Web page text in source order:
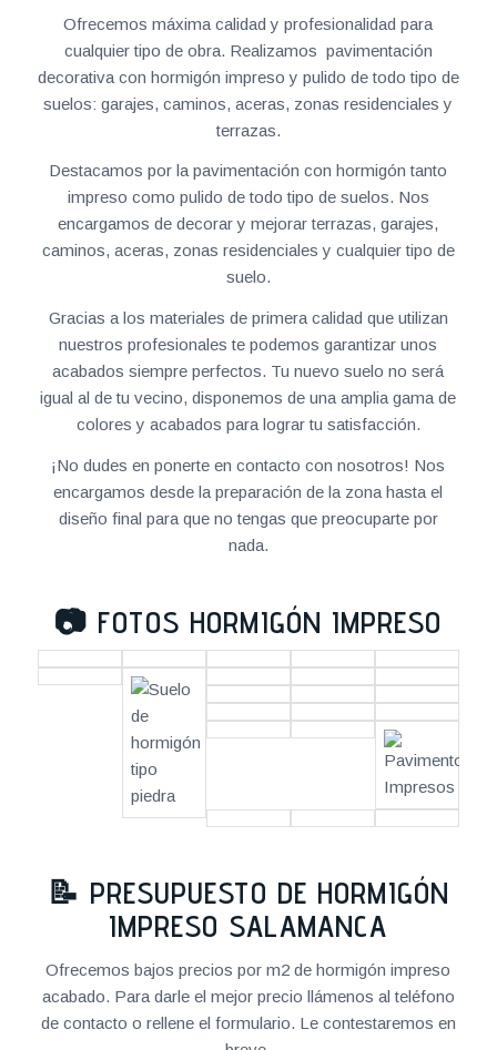
Ofrecemos máxima calidad y profesionalidad para
cualquier tipo de obra. Realizamos pavimentación
decorativa con hormigón impreso y pulido de todo tipo de
suelos: garajes, caminos, aceras, zonas residenciales y
terrazas.
Destacamos por la pavimentación con hormigón tanto
impreso como pulido de todo tipo de suelos. Nos
encargamos de decorar y mejorar terrazas, garajes,
caminos, aceras, zonas residenciales y cualquier tipo de
suelo.
Gracias a los materiales de primera calidad que utilizan
nuestros profesionales te podemos garantizar unos
acabados siempre perfectos. Tu nuevo suelo no será
igual al de tu vecino, disponemos de una amplia gama de
colores y acabados para lograr tu satisfacción.
¡No dudes en ponerte en contacto con nosotros! Nos
encargamos desde la preparación de la zona hasta el
diseño final para que no tengas que preocuparte por
nada.
📷 FOTOS HORMIGÓN IMPRESO
📝 PRESUPUESTO DE HORMIGÓN
IMPRESO SALAMANCA
Ofrecemos bajos precios por m2 de hormigón impreso
acabado. Para darle el mejor precio llámenos al teléfono
de contacto o rellene el formulario. Le contestaremos en